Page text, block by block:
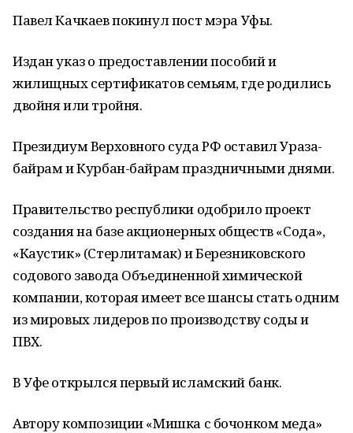
Павел Качкаев покинул пост мэра Уфы.
Издан указ о предоставлении пособий и
жилищных сертификатов семьям, где родились
двойня или тройня.
Президиум Верховного суда РФ оставил Ураза-
байрам и Курбан-байрам праздничными днями.
Правительство республики одобрило проект
создания на базе акционерных обществ «Сода»,
«Каустик» (Стерлитамак) и Березниковского
содового завода Объединенной химической
компании, которая имеет все шансы стать одним
из мировых лидеров по производству соды и
ПВХ.
В Уфе открылся первый исламский банк.
Автору композиции «Мишка с бочонком меда»